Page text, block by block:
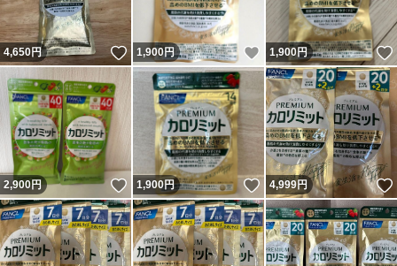
4,650円 いいね！
1,900円 いいね！
1,900円
2,900円 いいね！
1,900円 いいね！
4,999円